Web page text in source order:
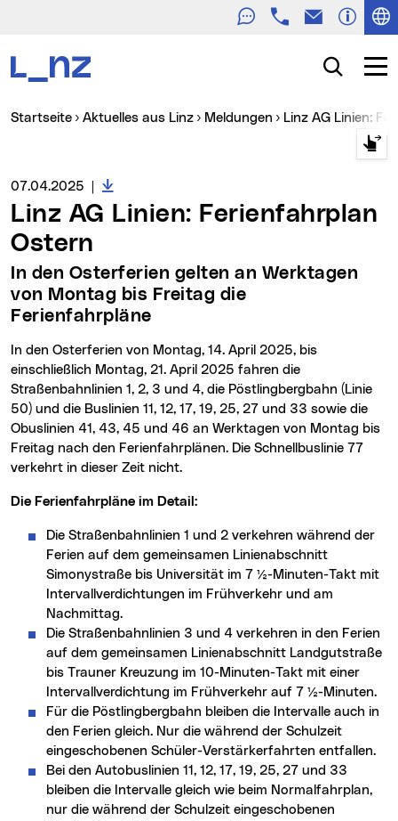
TelefonE-Mail
Suche
Sie sind hier:
Startseite Aktuelles aus Linz Meldungen Linz AG Linien:
Medienservice vom:
07.04.2025
Linz AG Linien: Ferienfahrplan
Ostern
von Montag bis Freitag die
Ferienfahrpläne
einschließlich Montag, 21. April 2025 fahren die
Straßenbahnlinien 1, 2, 3 und 4, die Pöstlingbergbahn (Linie
50) und die Buslinien 11, 12, 17, 19, 25, 27 und 33 sowie die
Obuslinien 41, 43, 45 und 46 an Werktagen von Montag bis
Freitag nach den Ferienfahrplänen. Die Schnellbuslinie 77
verkehrt in dieser Zeit nicht.
Die Ferienfahrpläne im Detail:
Die Straßenbahnlinien 1 und 2 verkehren während der
Ferien auf dem gemeinsamen Linienabschnitt
Simonystraße bis Universität im 7 ½-Minuten-Takt mit
Intervallverdichtungen im Frühverkehr und am
Nachmittag.
Die Straßenbahnlinien 3 und 4 verkehren in den Ferien
auf dem gemeinsamen Linienabschnitt Landgutstraße
bis Trauner Kreuzung im 10-Minuten-Takt mit einer
Intervallverdichtung im Frühverkehr auf 7 ½-Minuten.
Für die Pöstlingbergbahn bleiben die Intervalle auch in
den Ferien gleich. Nur die während der Schulzeit
eingeschobenen Schüler-Verstärkerfahrten entfallen.
Bei den Autobuslinien 11, 12, 17, 19, 25, 27 und 33
bleiben die Intervalle gleich wie beim Normalfahrplan,
nur die während der Schulzeit eingeschobenen